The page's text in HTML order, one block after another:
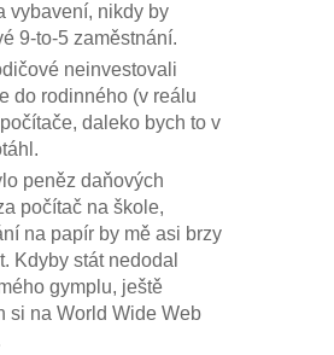
vybavení, nikdy by
9-to-5 zaměstnání.
neinvestovali
do rodinného (v reálu
daleko bych to v
peněz daňových
počítač na škole,
na papír by mě asi brzy
Kdyby stát nedodal
gymplu, ještě
si na World Wide Web